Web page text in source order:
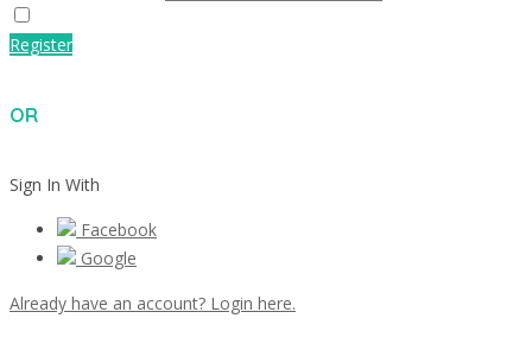
Register
OR
Sign In With
Facebook
Google
Already have an account? Login here.